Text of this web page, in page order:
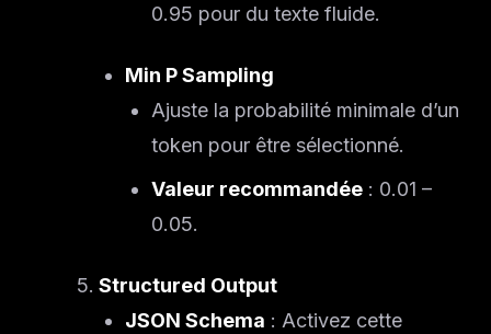
0.95 pour du texte fluide.
Min P Sampling
Ajuste la probabilité minimale d’un
token pour être sélectionné.
Valeur recommandée : 0.01 –
0.05.
Structured Output
JSON Schema : Activez cette